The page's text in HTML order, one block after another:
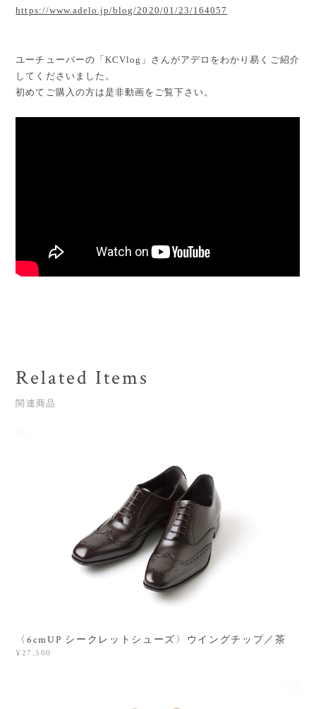
https://www.adelo.jp/blog/2020/01/23/164057
ユーチューバーの「KCVlog」さんがアデロをわかり易くご紹介
してくださいました。
初めてご購入の方は是非動画をご覧下さい。
Related Items
関連商品
〈6cmUP シークレットシューズ〉ウイングチップ／茶
¥27,500